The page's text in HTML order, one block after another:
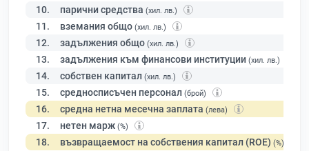
10. парични средства (хил. лв.)
11. вземания общо (хил. лв.)
12. задължения общо (хил. лв.)
13. задължения към финансови институции (хил. лв.)
14. собствен капитал (хил. лв.)
15. средносписъчен персонал (брой)
16. средна нетна месечна заплата (лева)
17. нетен марж (%)
18. възвращаемост на собствения капитал (ROE) (%)